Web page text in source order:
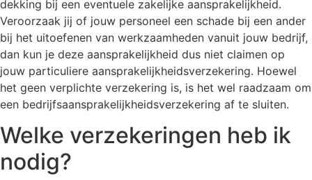
dekking bij een eventuele zakelijke aansprakelijkheid.
Veroorzaak jij of jouw personeel een schade bij een ander
bij het uitoefenen van werkzaamheden vanuit jouw bedrijf,
dan kun je deze aansprakelijkheid dus niet claimen op
jouw particuliere aansprakelijkheidsverzekering. Hoewel
het geen verplichte verzekering is, is het wel raadzaam om
een bedrijfsaansprakelijkheidsverzekering af te sluiten.
Welke verzekeringen heb ik
nodig?